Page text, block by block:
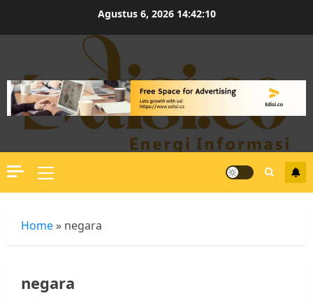
Agustus 6, 2026 14:42:11
Primary
Menu
Home » negara
negara